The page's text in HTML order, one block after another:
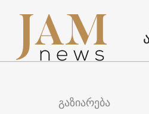
გაზიარება